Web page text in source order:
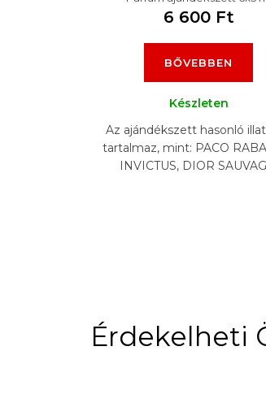
6 600 Ft
BŐVEBBEN
Készleten
Az ajándékszett hasonló
tartalmaz, mint: PACO
INVICTUS, DIOR
Érdekelheti